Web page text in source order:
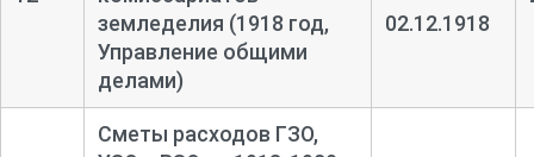
земледелия (1918 год,
Управление общими
делами)
02.12.1918
Сметы расходов ГЗО,